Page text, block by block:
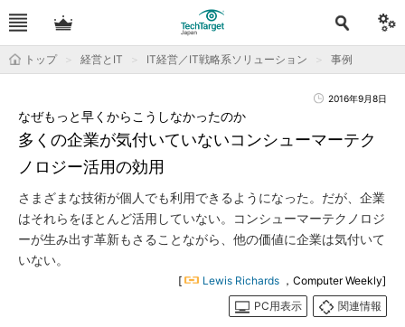
トップ 経営とIT IT経営／IT戦略系ソリューション 事例
2016年9月8日
多くの企業が気付いていないコンシューマーテク
ノロジー活用の効用
なぜもっと早くからこうしなかったのか
さまざまな技術が個人でも利用できるようになった。だが、企業
はそれらをほとんど活用していない。コンシューマーテクノロジ
ーが生み出す革新もさることながら、他の価値に企業は気付いて
いない。
[ Lewis Richards ，Computer Weekly]
PC用表示
関連情報